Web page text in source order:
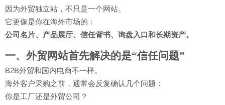
因为外贸独立站，不只是一个网站。
它更像是你在海外市场的：
公司名片、产品展厅、信任背书、询盘入口和长期资产。
一、外贸网站首先解决的是“信任问题”
B2B外贸和国内电商不一样。
海外客户采购之前，通常会反复确认几个问题：
你是工厂还是外贸公司？